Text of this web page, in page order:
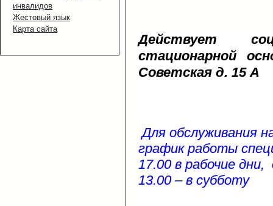
инвалидов
Жестовый язык
Карта сайта
Действует
стационарной
Советская д. 15 А
Для обслуживания
график работы
17.00 в рабочие
13.00 – в субботу